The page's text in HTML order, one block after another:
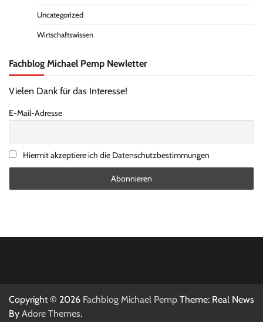
Uncategorized
Wirtschaftswissen
Fachblog Michael Pemp Newletter
Vielen Dank für das Interesse!
E-Mail-Adresse
Hiermit akzeptiere ich die Datenschutzbestimmungen
Copyright © 2026 Fachblog Michael Pemp Theme: Real News
By Adore Themes.